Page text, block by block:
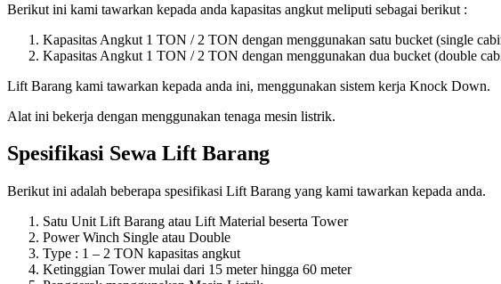
Berikut ini kami tawarkan kepada anda kapasitas angkut meliputi sebagai berikut :
Kapasitas Angkut 1 TON / 2 TON dengan menggunakan satu bucket (single
Kapasitas Angkut 1 TON / 2 TON dengan menggunakan dua bucket (double
Lift Barang kami tawarkan kepada anda ini, menggunakan sistem kerja Knock Down.
Alat ini bekerja dengan menggunakan tenaga mesin listrik.
Spesifikasi Sewa Lift Barang
Berikut ini adalah beberapa spesifikasi Lift Barang yang kami tawarkan kepada anda.
Satu Unit Lift Barang atau Lift Material beserta Tower
Power Winch Single atau Double
Type : 1 – 2 TON kapasitas angkut
Ketinggian Tower mulai dari 15 meter hingga 60 meter